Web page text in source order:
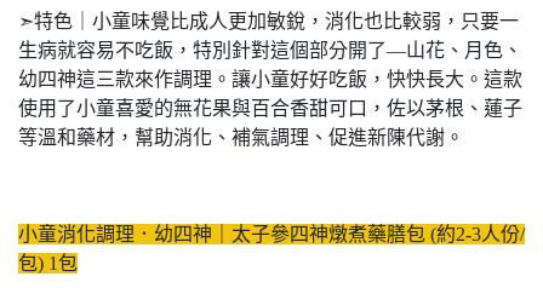
➣特色｜小童味覺比成人更加敏銳，消化也比較弱，只要一
生病就容易不吃飯，特別針對這個部分開了—山花、月色、
幼四神這三款來作調理。讓小童好好吃飯，快快長大。這款
使用了小童喜愛的無花果與百合香甜可口，佐以茅根、蓮子
等溫和藥材，幫助消化、補氣調理、促進新陳代謝。
小童消化調理．幼四神｜太子參四神燉煮藥膳包 (約2-3人份/
包) 1包